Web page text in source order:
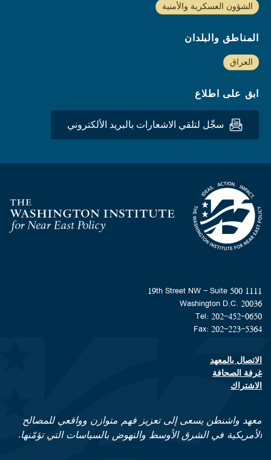
الشؤون العسكرية والأمنية
المناطق والبلدان
العراق
ابق على اطلاع
سجِّل لتلقي الاشعارات بالبريد الألكتروني
Homepage
1111 19th Street NW - Suite 500
Washington D.C. 20036
Tel: 202-452-0650
Fax: 202-223-5364
Footer contact links
الاتصال بالمعهد
غرفة الصحافة
الاشتراك
معهد واشنطن يسعى إلى تعزيز فهم متوازن وواقعي للمصالح
الأمريكية في الشرق الأوسط والنهوض بالسياسات التي تؤمّنها.